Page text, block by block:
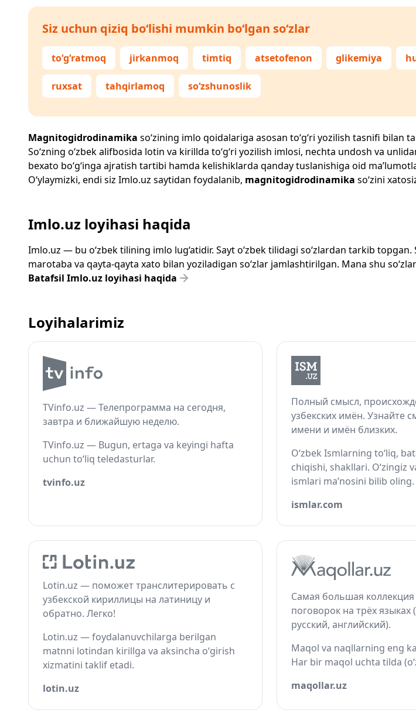
Siz uchun qiziq bo‘lishi mumkin bo‘lgan so‘zlar
to‘g‘ratmoq jirkanmoq timtiq atsetofenon glikemiya
ruxsat tahqirlamoq so‘zshunoslik
Magnitogidrodinamika so‘zining imlo qoidalariga asosan to‘g‘ri yozilish tasnifi bilan
So‘zning o‘zbek alifbosida lotin va kirillda to‘g‘ri yozilish imlosi, nechta undosh va
bexato bo‘g‘inga ajratish tartibi hamda kelishiklarda qanday tuslanishiga oid
O‘ylaymizki, endi siz Imlo.uz saytidan foydalanib, magnitogidrodinamika so‘zini
Imlo.uz loyihasi haqida
Imlo.uz — bu o‘zbek tilining imlo lug‘atidir. Sayt o‘zbek tilidagi so‘zlardan tarkib
marotaba va qayta-qayta xato bilan yoziladigan so‘zlar jamlashtirilgan. Mana shu
Batafsil Imlo.uz loyihasi haqida
Loyihalarimiz
TVinfo.uz — Телепрограмма на сегодня,
завтра и ближайшую неделю.
TVinfo.uz — Bugun, ertaga va keyingi hafta
uchun to‘liq teledasturlar.
tvinfo.uz
Полный смысл,
узбекских имён. Узнайте
имени и имён близких.
O‘zbek Ismlarning to‘liq,
chiqishi, shakllari. O‘zingiz
ismlari ma’nosini bilib oling.
ismlar.com
Lotin.uz — поможет транслитерировать с
узбекской кириллицы на латиницу и
обратно. Легко!
Lotin.uz — foydalanuvchilarga berilgan
matnni lotindan kirillga va aksincha o‘girish
xizmatini taklif etadi.
lotin.uz
Самая большая
поговорок на трёх языках
русский, английский).
Maqol va naqllarning eng
Har bir maqol uchta tilda
maqollar.uz